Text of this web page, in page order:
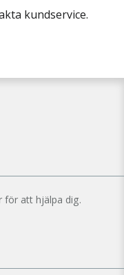
kundservice.
för att hjälpa dig.